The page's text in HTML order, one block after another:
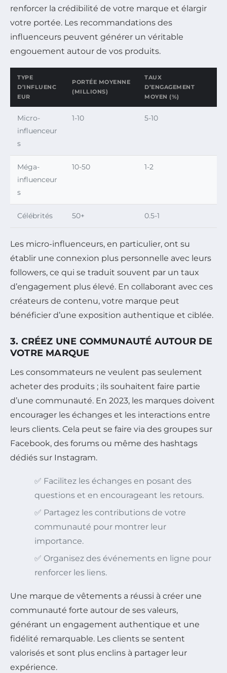
renforcer la crédibilité de votre marque et élargir
votre portée. Les recommandations des
influenceurs peuvent générer un véritable
engouement autour de vos produits.
TYPE
D’INFLUENC
EUR
PORTÉE MOYENNE
(MILLIONS)
TAUX
D’ENGAGEMENT
MOYEN (%)
Micro-
influenceur
s
1-10 5-10
Méga-
influenceur
s
10-50 1-2
Célébrités 50+ 0.5-1
Les micro-influenceurs, en particulier, ont su
établir une connexion plus personnelle avec leurs
followers, ce qui se traduit souvent par un taux
d’engagement plus élevé. En collaborant avec ces
créateurs de contenu, votre marque peut
bénéficier d’une exposition authentique et ciblée.
3. CRÉEZ UNE COMMUNAUTÉ AUTOUR DE
VOTRE MARQUE
Les consommateurs ne veulent pas seulement
acheter des produits ; ils souhaitent faire partie
d’une communauté. En 2023, les marques doivent
encourager les échanges et les interactions entre
leurs clients. Cela peut se faire via des groupes sur
Facebook, des forums ou même des hashtags
dédiés sur Instagram.
✅ Facilitez les échanges en posant des
questions et en encourageant les retours.
✅ Partagez les contributions de votre
communauté pour montrer leur
importance.
✅ Organisez des événements en ligne pour
renforcer les liens.
Une marque de vêtements a réussi à créer une
communauté forte autour de ses valeurs,
générant un engagement authentique et une
fidélité remarquable. Les clients se sentent
valorisés et sont plus enclins à partager leur
expérience.